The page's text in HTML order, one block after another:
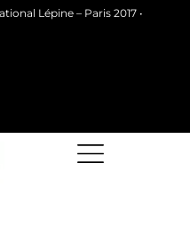
Lépine – Paris 2017 •